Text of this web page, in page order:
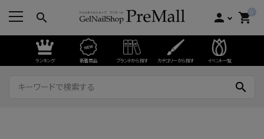
search person 0
shopping_cart
ランキング 新着商品 ブランドから探す カテゴリーから探す イベント一覧
search